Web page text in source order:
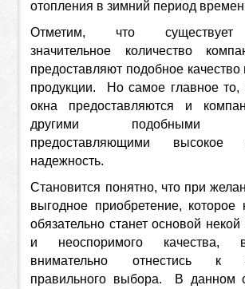
отопления в зимний период
Отметим, что существует
значительное количество
предоставляют подобное
продукции. Но самое главное то,
окна предоставляются и
другими подобными
предоставляющими высокое
надежность.
Становится понятно, что при
выгодное приобретение, которое
обязательно станет основой
и неоспоримого качества,
внимательно отнестись к
правильного выбора. В данном